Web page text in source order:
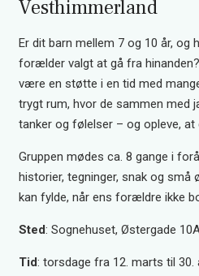
Vesthimmerland
Er dit barn mellem 7 og 10 år, og
forælder valgt at gå fra
være en støtte i en tid med
trygt rum, hvor de sammen med
tanker og følelser – og opleve, at
Gruppen mødes ca. 8 gange i
historier, tegninger, snak og små
kan fylde, når ens forældre ikke
Sted: Sognehuset, Østergade
Tid: torsdage fra 12. marts til 30.